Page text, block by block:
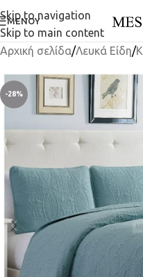
Skip to navigation
Skip to main content
ΜΕΝΟΎ
Αρχική σελίδα/Λευκά Είδη/
-28%